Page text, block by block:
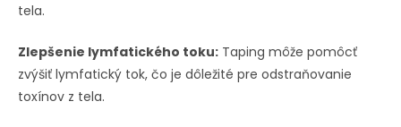
tela.
Zlepšenie lymfatického toku: Taping môže pomôcť
zvýšiť lymfatický tok, čo je dôležité pre odstraňovanie
toxínov z tela.